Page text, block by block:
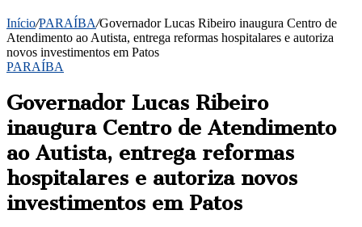
Início/PARAÍBA/Governador Lucas Ribeiro inaugura Centro de
Atendimento ao Autista, entrega reformas hospitalares e autoriza
novos investimentos em Patos
PARAÍBA
Governador Lucas Ribeiro
inaugura Centro de Atendimento
ao Autista, entrega reformas
hospitalares e autoriza novos
investimentos em Patos